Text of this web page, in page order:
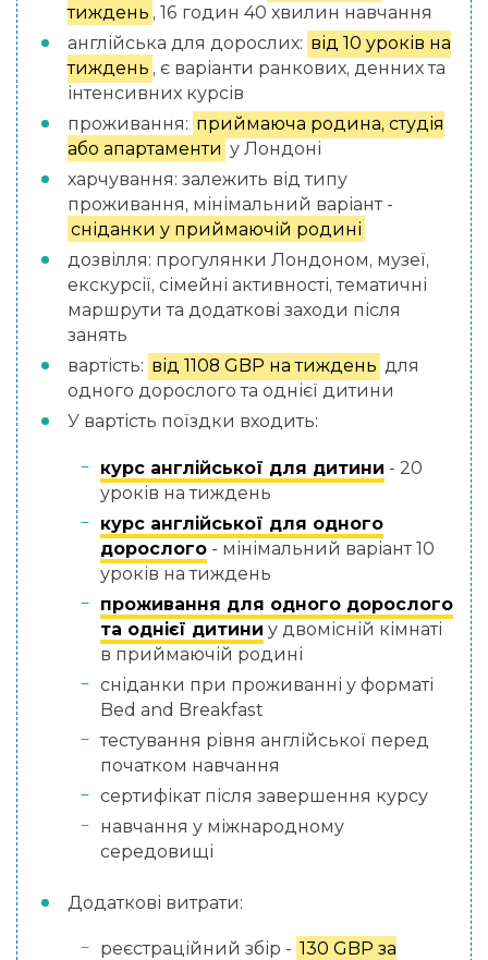
тиждень , 16 годин 40 хвилин навчання
англійська для дорослих: від 10 уроків на
тиждень , є варіанти ранкових, денних та
інтенсивних курсів
проживання: приймаюча родина, студія
або апартаменти у Лондоні
харчування: залежить від типу
проживання, мінімальний варіант -
сніданки у приймаючій родині
дозвілля: прогулянки Лондоном, музеї,
екскурсії, сімейні активності, тематичні
маршрути та додаткові заходи після
занять
вартість: від 1108 GBP на тиждень для
одного дорослого та однієї дитини
У вартість поїздки входить:
курс англійської для дитини - 20
уроків на тиждень
курс англійської для одного
дорослого - мінімальний варіант 10
уроків на тиждень
проживання для одного дорослого
та однієї дитини у двомісній кімнаті
в приймаючій родині
сніданки при проживанні у форматі
Bed and Breakfast
тестування рівня англійської перед
початком навчання
сертифікат після завершення курсу
навчання у міжнародному
середовищі
Додаткові витрати:
реєстраційний збір - 130 GBP за